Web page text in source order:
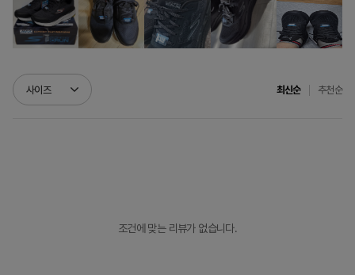
사이즈 최신순 추천순
조건에 맞는 리뷰가 없습니다.